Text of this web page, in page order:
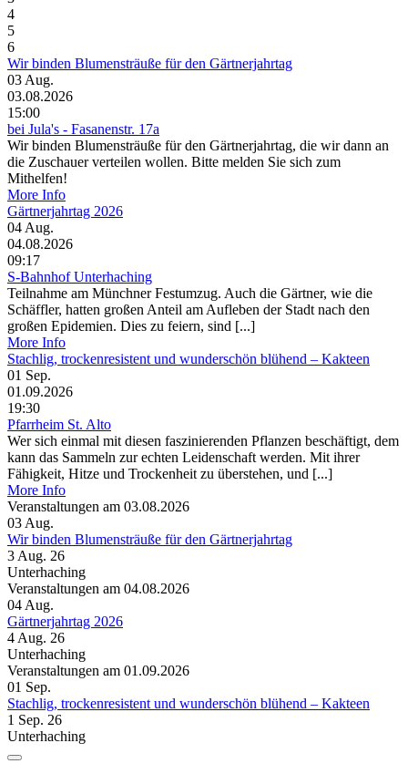
4
5
6
Wir binden Blumensträuße für den Gärtnerjahrtag
03 Aug.
03.08.2026
15:00
bei Jula's - Fasanenstr. 17a
Wir binden Blumensträuße für den Gärtnerjahrtag, die wir dann an
die Zuschauer verteilen wollen. Bitte melden Sie sich zum
Mithelfen!
More Info
Gärtnerjahrtag 2026
04 Aug.
04.08.2026
09:17
S-Bahnhof Unterhaching
Teilnahme am Münchner Festumzug. Auch die Gärtner, wie die
Schäffler, hatten großen Anteil am Aufleben der Stadt nach den
großen Epidemien. Dies zu feiern, sind [...]
More Info
Stachlig, trockenresistent und wunderschön blühend – Kakteen
01 Sep.
01.09.2026
19:30
Pfarrheim St. Alto
Wer sich einmal mit diesen faszinierenden Pflanzen beschäftigt, dem
kann das Sammeln zur echten Leidenschaft werden. Mit ihrer
Fähigkeit, Hitze und Trockenheit zu überstehen, und [...]
More Info
Veranstaltungen am 03.08.2026
03 Aug.
Wir binden Blumensträuße für den Gärtnerjahrtag
3 Aug. 26
Unterhaching
Veranstaltungen am 04.08.2026
04 Aug.
Gärtnerjahrtag 2026
4 Aug. 26
Unterhaching
Veranstaltungen am 01.09.2026
01 Sep.
Stachlig, trockenresistent und wunderschön blühend – Kakteen
1 Sep. 26
Unterhaching